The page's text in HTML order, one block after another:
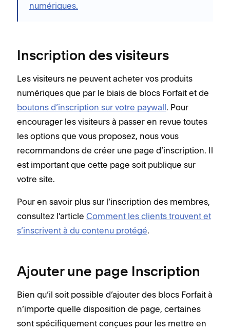
numériques.
Inscription des visiteurs
Les visiteurs ne peuvent acheter vos produits
numériques que par le biais de blocs Forfait et de
boutons d’inscription sur votre paywall. Pour
encourager les visiteurs à passer en revue toutes
les options que vous proposez, nous vous
recommandons de créer une page d’inscription. Il
est important que cette page soit publique sur
votre site.
Pour en savoir plus sur l’inscription des membres,
consultez l’article Comment les clients trouvent et
s’inscrivent à du contenu protégé.
Ajouter une page Inscription
Bien qu’il soit possible d’ajouter des blocs Forfait à
n’importe quelle disposition de page, certaines
sont spécifiquement conçues pour les mettre en